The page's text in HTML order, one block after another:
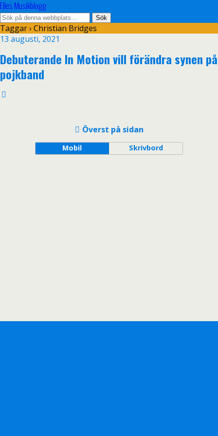
Elles Musikblogg
Taggar › Christian Bridges
13 augusti, 2021
Debuterande In Motion vill förändra synen på
pojkband
Överst på sidan
Mobil Skrivbord